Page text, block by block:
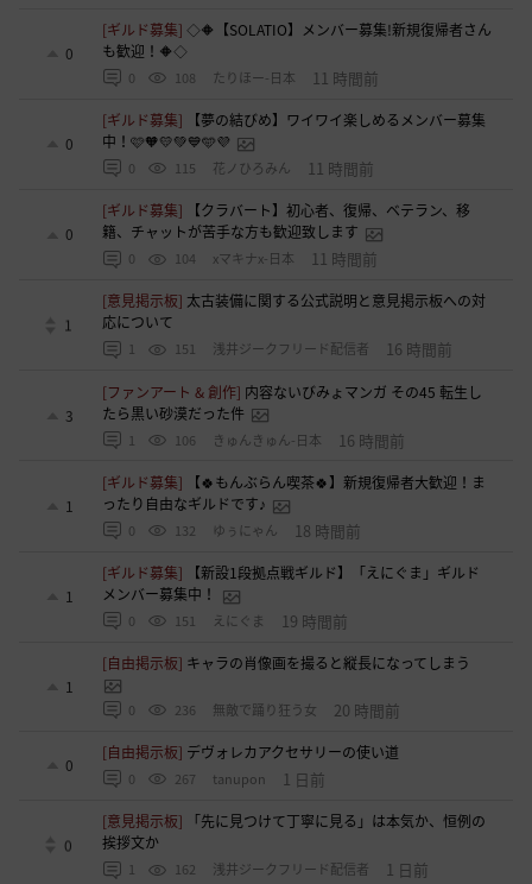
0
[ギルド募集]◇🔶【SOLATIO】メンバー募集!新規復帰者さん
も歓迎！🔶◇
0 108 たりほー-日本 11 時間前
0
[ギルド募集]
【夢の結びめ】ワイワイ楽しめるメンバー募集
中！🩷🧡💛💚💙🩵💜
0 115 花ノひろみん 11 時間前
0
[ギルド募集]
【クラバート】初心者、復帰、ベテラン、移
籍、チャットが苦手な方も歓迎致します
0 104 xマキナx-日本 11 時間前
1
[意見掲示板] 太古装備に関する公式説明と意見掲示板への対
応について
1 151 浅井ジークフリード配信者 16 時間前
3
[ファンアート & 創作] 内容ないびみょマンガ その45 転生し
たら黒い砂漠だった件
1 106 きゅんきゅん-日本 16 時間前
1
[ギルド募集]
【🍀もんぶらん喫茶🍀】新規復帰者大歓迎！ま
ったり自由なギルドです♪
0 132 ゆぅにゃん 18 時間前
1
[ギルド募集]
【新設1段拠点戦ギルド】「えにぐま」ギルド
メンバー募集中！
0 151 えにぐま 19 時間前
1
[自由掲示板] キャラの肖像画を撮ると縦長になってしまう
0 236 無敵で踊り狂う女 20 時間前
0
[自由掲示板] デヴォレカアクセサリーの使い道
0 267 tanupon 1 日前
0
[意見掲示板]
「先に見つけて丁寧に見る」は本気か、恒例の
挨拶文か
1 162 浅井ジークフリード配信者 1 日前